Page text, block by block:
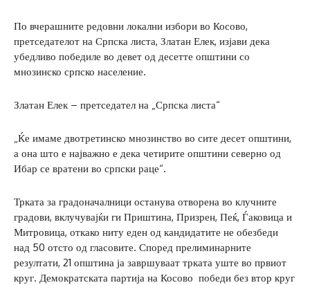
По вчерашните редовни локални избори во Косово,
претседателот на Српска листа, Златан Елек, изјави дека
убедливо победиле во девет од десетте општини со
мнозинско српско население.
Златан Елек – претседател на „Српска листа“
„Ќе имаме двотретинско мнозинство во сите десет општини,
а она што е најважно е дека четирите општини северно од
Ибар се вратени во српски раце“.
Трката за градоначалници останува отворена во клучните
градови, вклучувајќи ги Приштина, Призрен, Пеќ, Ѓаковица и
Митровица, откако ниту еден од кандидатите не обезбеди
над 50 отсто од гласовите. Според прелиминарните
резултати, 21 општина ја завршуваат трката уште во првиот
круг. Демократската партија на Косово победи без втор круг